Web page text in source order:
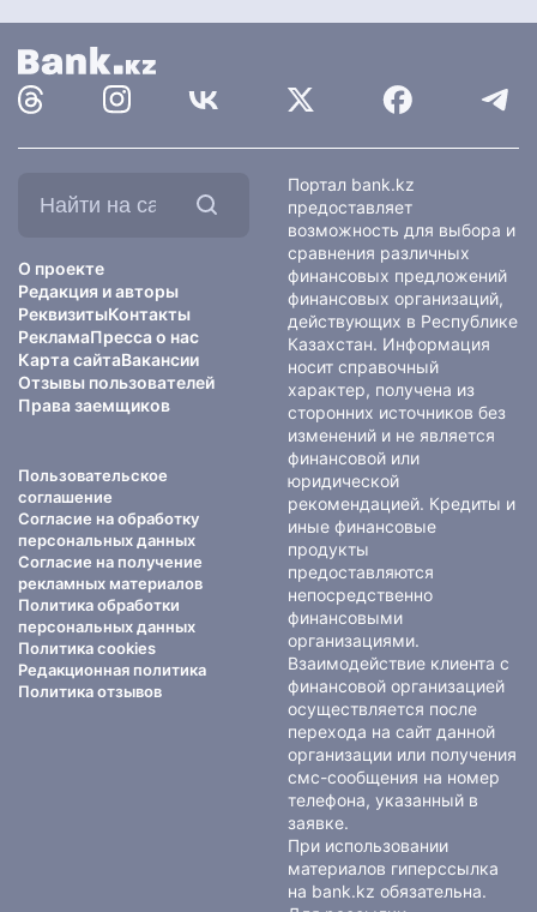
О проекте
Редакция и авторы
РеквизитыКонтакты
РекламаПресса о нас
Карта сайтаВакансии
Отзывы пользователей
Права заемщиков
Пользовательское
соглашение
Согласие на обработку
персональных данных
Согласие на получение
рекламных материалов
Политика обработки
персональных данных
Политика cookies
Редакционная политика
Политика отзывов
Портал bank.kz
предоставляет
возможность для выбора и
сравнения различных
финансовых предложений
финансовых организаций,
действующих в Республике
Казахстан. Информация
носит справочный
характер, получена из
сторонних источников без
изменений и не является
финансовой или
юридической
рекомендацией. Кредиты и
иные финансовые
продукты
предоставляются
непосредственно
финансовыми
организациями.
Взаимодействие клиента с
финансовой организацией
осуществляется после
перехода на сайт данной
организации или получения
смс-сообщения на номер
телефона, указанный в
заявке.
При использовании
материалов гиперссылка
на bank.kz обязательна.